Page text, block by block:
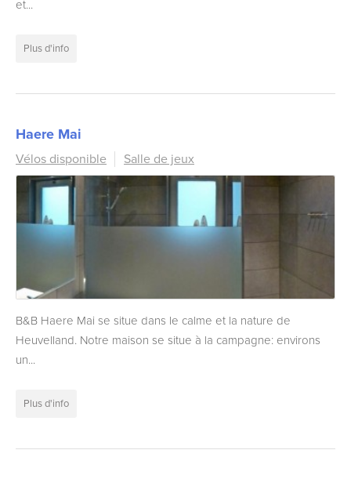
et...
Plus d'info
Haere Mai
Vélos disponible Salle de jeux
B&B Haere Mai se situe dans le calme et la nature de
Heuvelland. Notre maison se situe à la campagne: environs
un...
Plus d'info